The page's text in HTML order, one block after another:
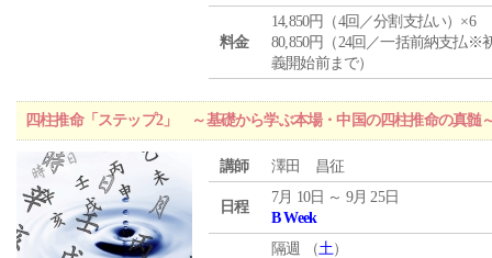
料金
14,850円（4回／分割支払い）×6
80,850円（24回／一括前納支払※
義開始前まで）
四柱推命「ステップ2」 ～基礎から学ぶ本場・中国の四柱推命の真髄
講師 澤田 昌征
日程
7月 10日 ～ 9月 25日
B Week
隔週 （土）